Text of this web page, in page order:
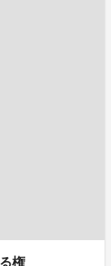
権